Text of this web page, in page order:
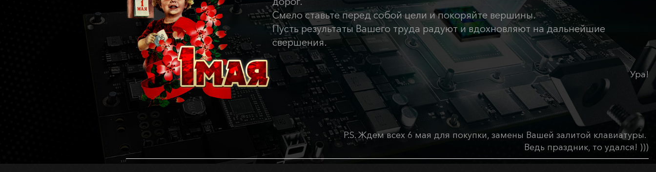
Смело ставьте перед собой цели и покоряйте вершины.
Пусть результаты Вашего труда радуют и вдохновляют на дальнейшие
свершения.
Ура!
P.S. Ждем всех 6 мая для покупки, замены Вашей залитой клавиатуры.
Ведь праздник, то удался! )))